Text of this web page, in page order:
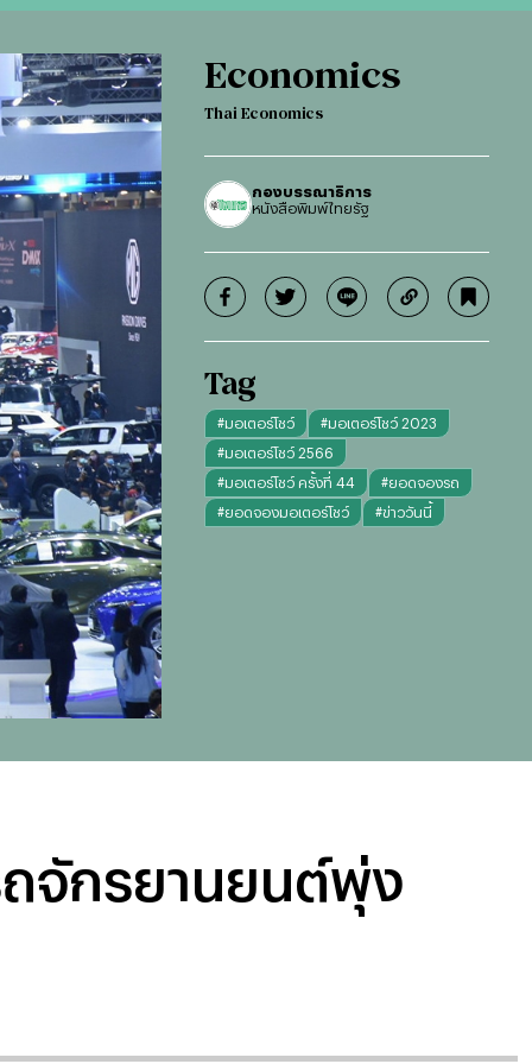
Economics
Thai Economics
กองบรรณาธิการ
หนังสือพิมพ์ไทยรัฐ
Tag
#มอเตอร์โชว์ #มอเตอร์โชว์ 2023
#มอเตอร์โชว์ 2566
#มอเตอร์โชว์ ครั้งที่ 44 #ยอดจองรถ
#ยอดจองมอเตอร์โชว์ #ข่าววันนี้
จักรยานยนต์พุ่ง